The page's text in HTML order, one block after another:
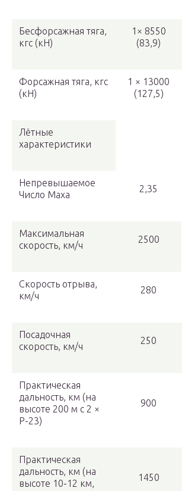
Бесфорсажная тяга,
кгс (кН)
1× 8550
(83,9)
Форсажная тяга, кгс
(кН)
1 × 13000
(127,5)
Лётные
характеристики
Непревышаемое
Число Маха
2,35
Максимальная
скорость, км/ч
2500
Скорость отрыва,
км/ч
280
Посадочная
скорость, км/ч
250
Практическая
дальность, км (на
высоте 200 м с 2 ×
Р-23)
900
Практическая
дальность, км (на
высоте 10-12 км,
1450